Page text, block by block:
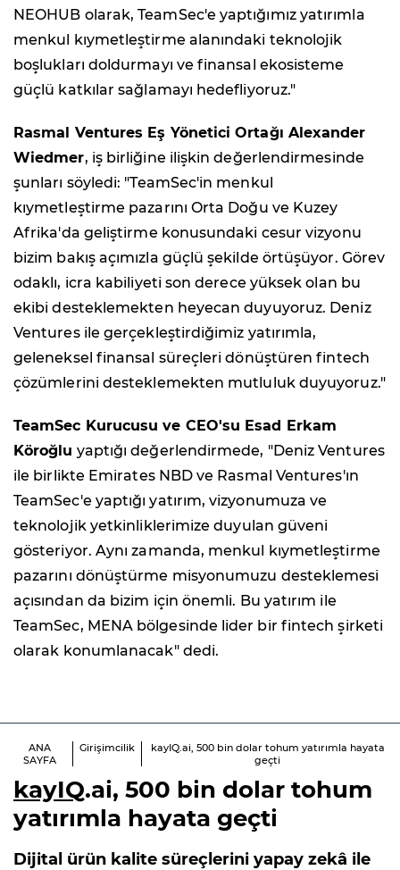
NEOHUB olarak, TeamSec'e yaptığımız yatırımla
menkul kıymetleştirme alanındaki teknolojik
boşlukları doldurmayı ve finansal ekosisteme
güçlü katkılar sağlamayı hedefliyoruz."
Rasmal Ventures Eş Yönetici Ortağı Alexander
Wiedmer, iş birliğine ilişkin değerlendirmesinde
şunları söyledi: "TeamSec'in menkul
kıymetleştirme pazarını Orta Doğu ve Kuzey
Afrika'da geliştirme konusundaki cesur vizyonu
bizim bakış açımızla güçlü şekilde örtüşüyor. Görev
odaklı, icra kabiliyeti son derece yüksek olan bu
ekibi desteklemekten heyecan duyuyoruz. Deniz
Ventures ile gerçekleştirdiğimiz yatırımla,
geleneksel finansal süreçleri dönüştüren fintech
çözümlerini desteklemekten mutluluk duyuyoruz."
TeamSec Kurucusu ve CEO'su Esad Erkam
Köroğlu yaptığı değerlendirmede, "Deniz Ventures
ile birlikte Emirates NBD ve Rasmal Ventures'ın
TeamSec'e yaptığı yatırım, vizyonumuza ve
teknolojik yetkinliklerimize duyulan güveni
gösteriyor. Aynı zamanda, menkul kıymetleştirme
pazarını dönüştürme misyonumuzu desteklemesi
açısından da bizim için önemli. Bu yatırım ile
TeamSec, MENA bölgesinde lider bir fintech şirketi
olarak konumlanacak" dedi.
ANA
SAYFA
Girişimcilik
kayIQ.ai, 500 bin dolar tohum yatırımla hayata
geçti
kayIQ.ai, 500 bin dolar tohum
yatırımla hayata geçti
Dijital ürün kalite süreçlerini yapay zekâ ile